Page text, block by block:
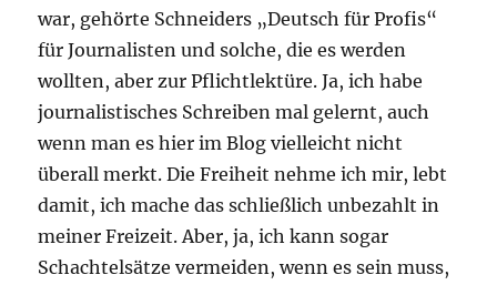
war, gehörte Schneiders „Deutsch für Profis“
für Journalisten und solche, die es werden
wollten, aber zur Pflichtlektüre. Ja, ich habe
journalistisches Schreiben mal gelernt, auch
wenn man es hier im Blog vielleicht nicht
überall merkt. Die Freiheit nehme ich mir, lebt
damit, ich mache das schließlich unbezahlt in
meiner Freizeit. Aber, ja, ich kann sogar
Schachtelsätze vermeiden, wenn es sein muss,